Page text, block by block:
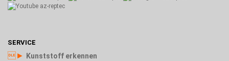
SERVICE
► Kunststoff erkennen